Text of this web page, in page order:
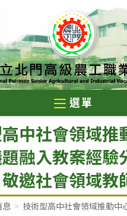
選單
中社會領域推
融入教案經驗
邀社會領域教
息 > 技術型高中社會領域推動中